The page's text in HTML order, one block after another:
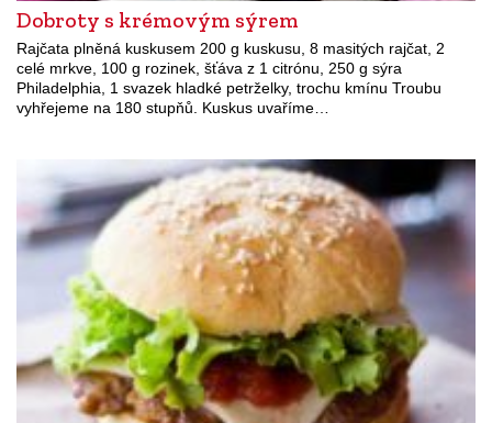
Dobroty s krémovým sýrem
Rajčata plněná kuskusem 200 g kuskusu, 8 masitých rajčat, 2
celé mrkve, 100 g rozinek, šťáva z 1 citrónu, 250 g sýra
Philadelphia, 1 svazek hladké petrželky, trochu kmínu Troubu
vyhřejeme na 180 stupňů. Kuskus uvaříme…